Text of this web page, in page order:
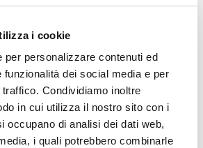
i cookie
per personalizzare contenuti ed
funzionalità dei social media e per
Condividiamo inoltre
in cui utilizza il nostro sito con i
occupano di analisi dei dati web,
i quali potrebbero combinarle
pratiche nel cantiere
tutti loro ieri è stata la volta di singole
e colloqui di orientamento,
per individuare i punti di
e attrarre quelle che potranno
giuste da inserire in azienda.